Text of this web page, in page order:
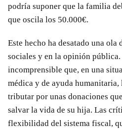
podría suponer que la familia
que oscila los 50.000€.
Este hecho ha desatado una ola
sociales y en la opinión
incomprensible que, en una
médica y de ayuda
tributar por unas donaciones
salvar la vida de su hija. Las
flexibilidad del sistema fiscal,